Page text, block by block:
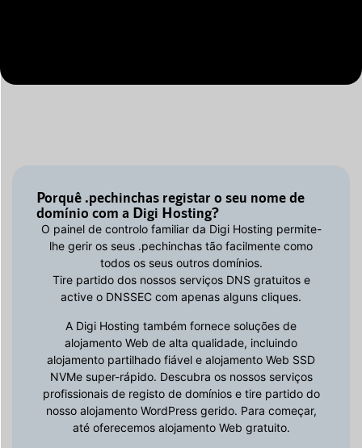
Porquê .pechinchas registar o seu nome de
domínio com a Digi Hosting?
O painel de controlo familiar da Digi Hosting permite-
lhe gerir os seus .pechinchas tão facilmente como
todos os seus outros domínios.
Tire partido dos nossos serviços DNS gratuitos e
active o DNSSEC com apenas alguns cliques.
A Digi Hosting também fornece soluções de
alojamento Web de alta qualidade, incluindo
alojamento partilhado fiável e alojamento Web SSD
NVMe super-rápido. Descubra os nossos serviços
profissionais de registo de domínios e tire partido do
nosso alojamento WordPress gerido. Para começar,
até oferecemos alojamento Web gratuito.